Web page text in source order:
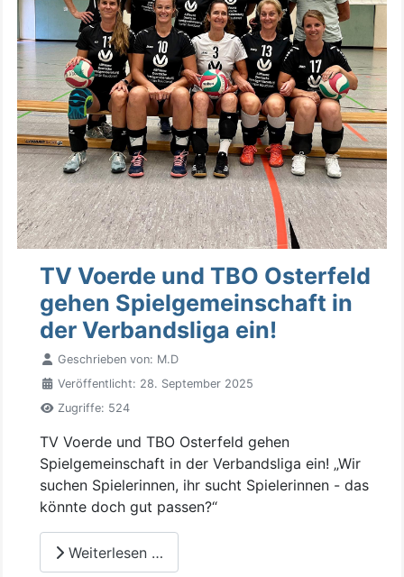
TV Voerde und TBO Osterfeld
gehen Spielgemeinschaft in
der Verbandsliga ein!
Geschrieben von: M.D
Veröffentlicht: 28. September 2025
Zugriffe: 524
TV Voerde und TBO Osterfeld gehen
Spielgemeinschaft in der Verbandsliga ein! „Wir
suchen Spielerinnen, ihr sucht Spielerinnen - das
könnte doch gut passen?“
Weiterlesen …